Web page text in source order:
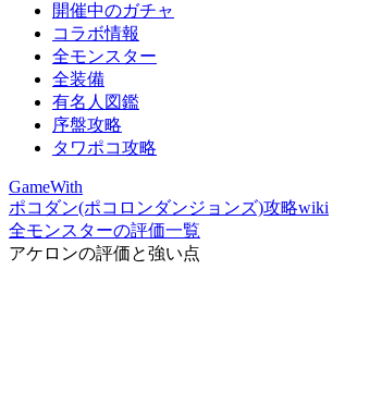
開催中のガチャ
コラボ情報
全モンスター
全装備
有名人図鑑
序盤攻略
タワポコ攻略
GameWith
ポコダン(ポコロンダンジョンズ)攻略wiki
全モンスターの評価一覧
アケロンの評価と強い点